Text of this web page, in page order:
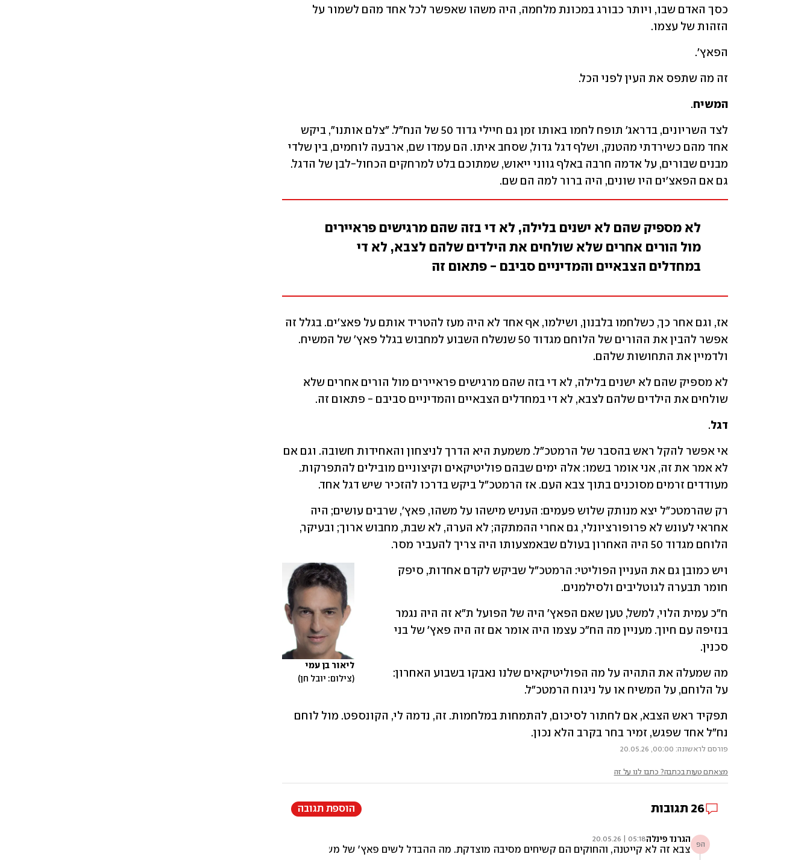
הזהות של עצמו.
הפאץ'.
זה מה שתפס את העין לפני הכל.
המשיח.
גם אם הפאצ'ים היו שונים, היה ברור למה הם שם.
לא מספיק שהם לא ישנים בלילה, לא די בזה שהם מרגישים פראיירים
מול הורים אחרים שלא שולחים את הילדים שלהם לצבא, לא די
במחדלים הצבאיים והמדיניים סביבם - פתאום זה
ולדמיין את התחושות שלהם.
שולחים את הילדים שלהם לצבא, לא די במחדלים הצבאיים והמדיניים סביבם - פתאום זה.
דגל.
מעודדים זרמים מסוכנים בתוך צבא העם. אז הרמטכ"ל ביקש בדרכו להזכיר שיש דגל אחד.
הלוחם מגדוד 50 היה האחרון בעולם שבאמצעותו היה צריך להעביר מסר.
ליאור בן עמי
צילום: יובל חן
חומר תבערה לגוטליבים ולסילמנים.
סכנין.
על הלוחם, על המשיח או על ניגוח הרמטכ"ל.
נח"ל אחד שפגש, זמיר בחר בקרב הלא נכון.
פורסם לראשונה: 00:00, 20.05.26
מצאתם טעות בכתבה? כתבו לנו על זה
26 תגובות הוספת תגובה
הפ הגרנד פינלה05:18 | 20.05.26
צבא זה לא קייטנה, והחוקים הם קשיחים מסיבה מוצדקת. מה ההבדל לשים פאץ' של משיח או של הפועל ת"א או איירון מיידן? פאץ' משיח הוא אמצעי זיהוי מי בעד